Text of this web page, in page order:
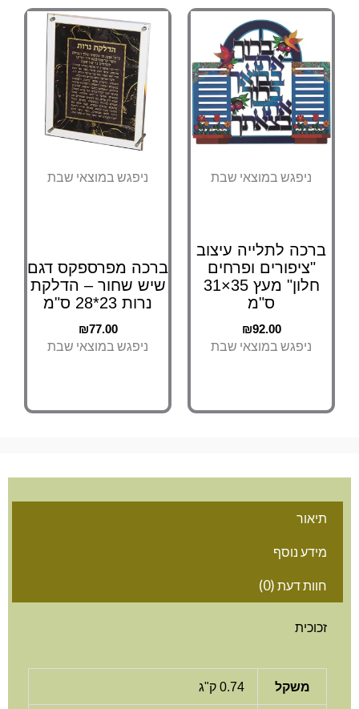
ניפגש במוצאי שבת
ברכה לתלייה עיצוב
"ציפורים ופרחים
חלון" מעץ 35×31
ס"מ
₪92.00
ניפגש במוצאי שבת
ניפגש במוצאי שבת
ברכה מפרספקס דגם
שיש שחור – הדלקת
נרות 23*28 ס"מ
₪77.00
ניפגש במוצאי שבת
תיאור
מידע נוסף
חוות דעת (0)
זכוכית
משקל 0.74 ק"ג